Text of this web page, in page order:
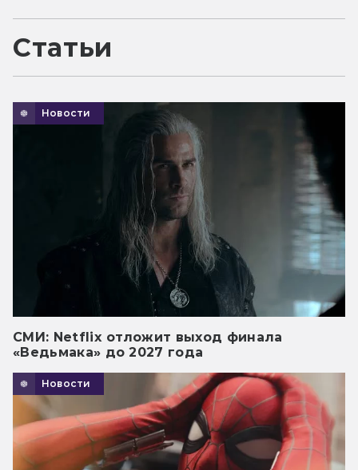
Статьи
Новости
СМИ: Netflix отложит выход финала
«Ведьмака» до 2027 года
Новости